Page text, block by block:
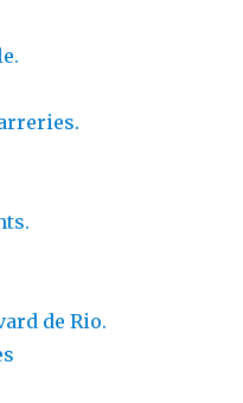
de Rio.